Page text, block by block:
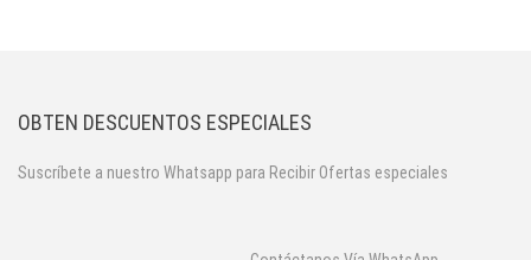
OBTEN DESCUENTOS ESPECIALES
Suscríbete a nuestro Whatsapp para Recibir Ofertas especiales